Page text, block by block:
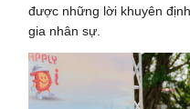
được những lời khuyên
gia nhân sự.